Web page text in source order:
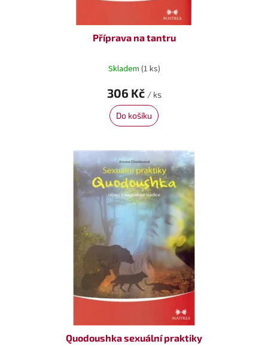
Příprava na tantru
Skladem (1 ks)
306 Kč / ks
Do košíku
Quodoushka sexuální praktiky